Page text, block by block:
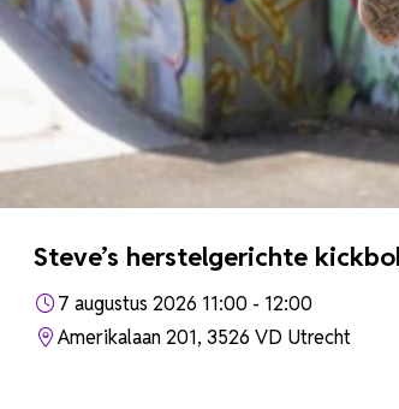
Steve’s herstelgerichte
7 augustus 2026 11:00 - 12:00
Amerikalaan 201, 3526 VD Utrecht